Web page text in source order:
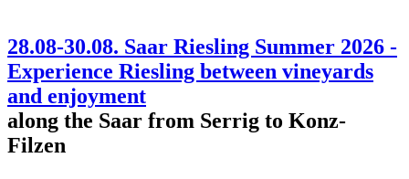
28.08-30.08. Saar Riesling Summer 2026 -
Experience Riesling between vineyards
and enjoyment
along the Saar from Serrig to Konz-
Filzen